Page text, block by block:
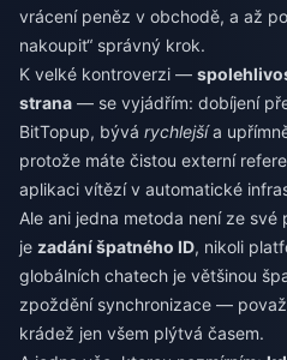
vrácení peněz v obchodě, a až
nakoupit“ správný krok.
K velké kontroverzi —
strana — se vyjádřím: dobíjení
BitTopup, bývá rychlejšía
protože máte čistou externí
aplikaci vítězí v automatické
Ale ani jedna metoda není ze
je zadání špatného ID, nikoli
globálních chatech je většinou
zpoždění synchronizace —
krádež jen všem plýtvá časem.